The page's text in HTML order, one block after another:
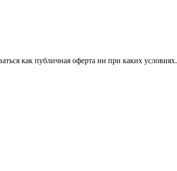
как публичная оферта ни при каких условиях.